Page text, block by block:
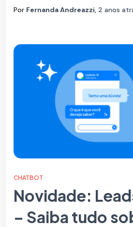
Por Fernanda Andreazzi, 2 anos
CHATBOT
Novidade:
– Saiba tudo